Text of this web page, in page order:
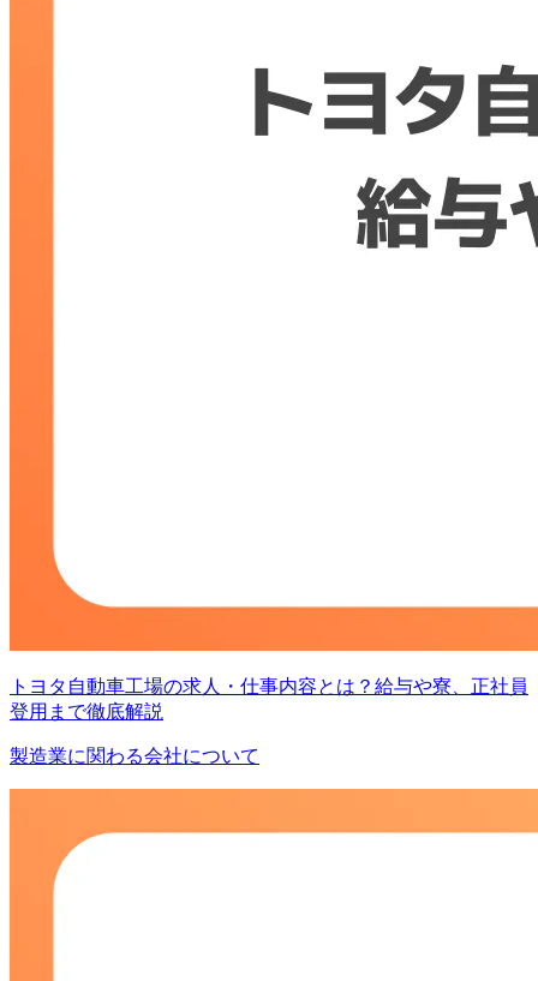
トヨタ自動車工場の求人・仕事内容とは？給与や寮、正社員
登用まで徹底解説
製造業に関わる会社について